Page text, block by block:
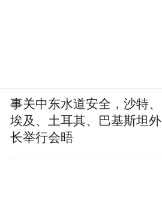
事关中东水道安全，沙特、
埃及、土耳其、巴基斯坦外
长举行会晤